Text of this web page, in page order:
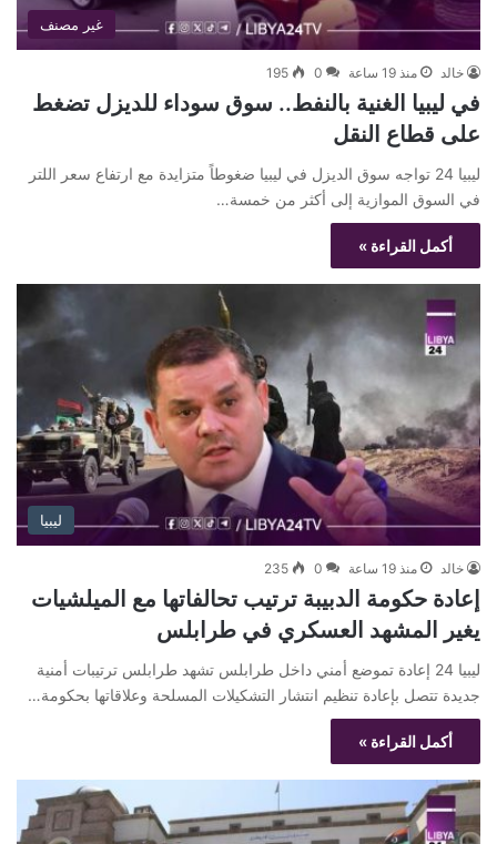
غير مصنف
خالد منذ 19 ساعة 0
195
في ليبيا الغنية بالنفط.. سوق سوداء للديزل تضغط
على قطاع النقل
ليبيا 24 تواجه سوق الديزل في ليبيا ضغوطاً متزايدة مع ارتفاع سعر اللتر
في السوق الموازية إلى أكثر من خمسة…
أكمل القراءة »
ليبيا
خالد منذ 19 ساعة 0
235
إعادة حكومة الدبيبة ترتيب تحالفاتها مع الميلشيات
يغير المشهد العسكري في طرابلس
ليبيا 24 إعادة تموضع أمني داخل طرابلس تشهد طرابلس ترتيبات أمنية
جديدة تتصل بإعادة تنظيم انتشار التشكيلات المسلحة وعلاقاتها بحكومة…
أكمل القراءة »